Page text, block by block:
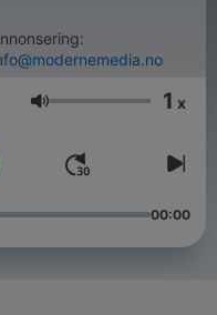
Volume 1 x
00:00